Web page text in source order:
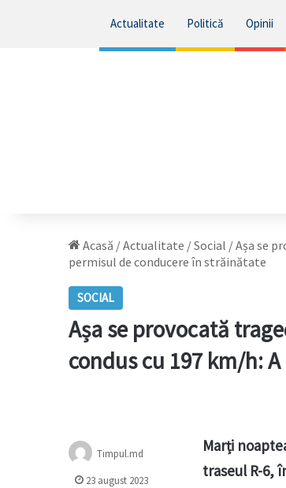
Actualitate Politică Opinii
Acasă /Actualitate /Social /Așa se
permisul de conducere în străinătate
SOCIAL
Așa se provocată
condus cu 197 km/h:
Marți
traseul R-6,
Timpul.md
23 august 2023